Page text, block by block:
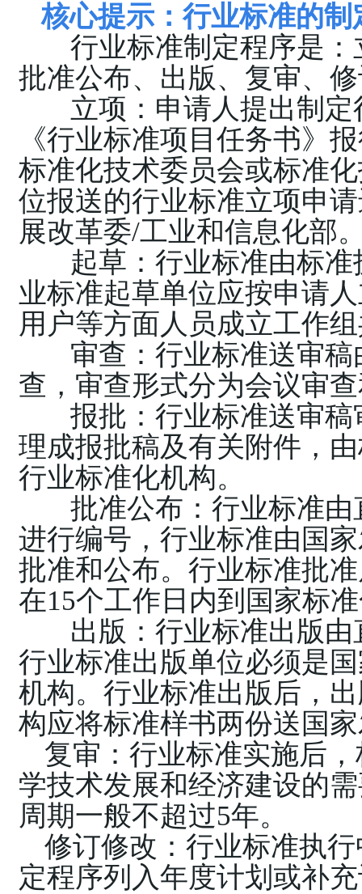
核心提示：行业标准的制
行业标准制定程序是：
批准公布、出版、复审、
立项：申请人提出制定
《行业标准项目任务书》
标准化技术委员会或标准
位报送的行业标准立项申
展改革委/工业和信息化部
起草：行业标准由标准
业标准起草单位应按申请
用户等方面人员成立工作
审查：行业标准送审稿
查，审查形式分为会议审
报批：行业标准送审稿
理成报批稿及有关附件，
行业标准化机构。
批准公布：行业标准由
进行编号，行业标准由国
批准和公布。行业标准批
在15个工作日内到国家标
出版：行业标准出版由
行业标准出版单位必须是
机构。行业标准出版后，
构应将标准样书两份送国
复审：行业标准实施后
学技术发展和经济建设的
周期一般不超过5年。
修订修改：行业标准执
定程序列入年度计划或补